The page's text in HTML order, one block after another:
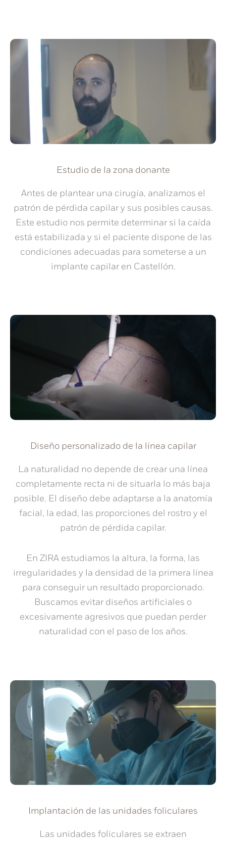
Estudio de la zona donante
Antes de plantear una cirugía, analizamos el
patrón de pérdida capilar y sus posibles causas.
Este estudio nos permite determinar si la caída
está estabilizada y si el paciente dispone de las
condiciones adecuadas para someterse a un
implante capilar en Castellón.
Diseño personalizado de la línea capilar
La naturalidad no depende de crear una línea
completamente recta ni de situarla lo más baja
posible. El diseño debe adaptarse a la anatomía
facial, la edad, las proporciones del rostro y el
patrón de pérdida capilar.
En ZIRA estudiamos la altura, la forma, las
irregularidades y la densidad de la primera línea
para conseguir un resultado proporcionado.
Buscamos evitar diseños artificiales o
excesivamente agresivos que puedan perder
naturalidad con el paso de los años.
Implantación de las unidades foliculares
Las unidades foliculares se extraen